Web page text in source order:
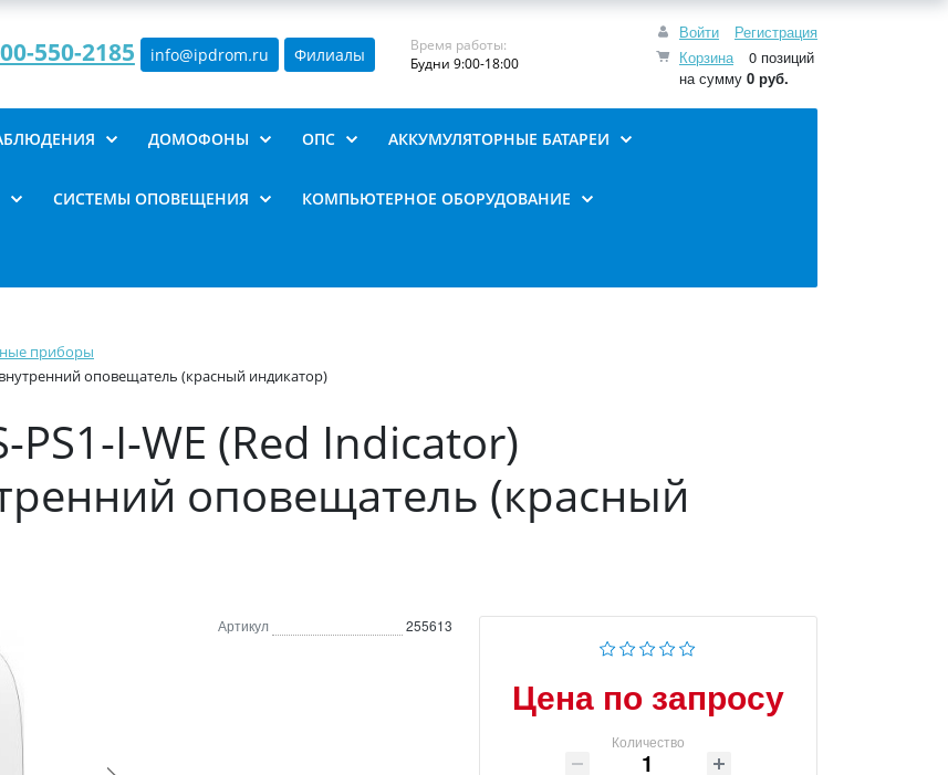
Войти
Регистрация
Корзина
0 позиций
на сумму 0 руб.
550-2185 info@ipdrom.ru Филиалы
Время работы:
Будни 9:00-18:00
ДОМОФОНЫ ОПС АККУМУЛЯТОРНЫЕ БАТАРЕИ
СИСТЕМЫ ОПОВЕЩЕНИЯ КОМПЬЮТЕРНОЕ ОБОРУДОВАНИЕ
приборы
оповещатель (красный индикатор)
PS1-I-WE (Red Indicator)
оповещатель (красный
Артикул 255613
Цена по запросу
Количество